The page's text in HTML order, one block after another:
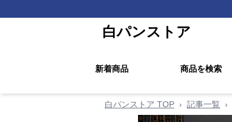
白パンストア
新着商品 商品を検索
白パンストア TOP › 記事一覧 ›